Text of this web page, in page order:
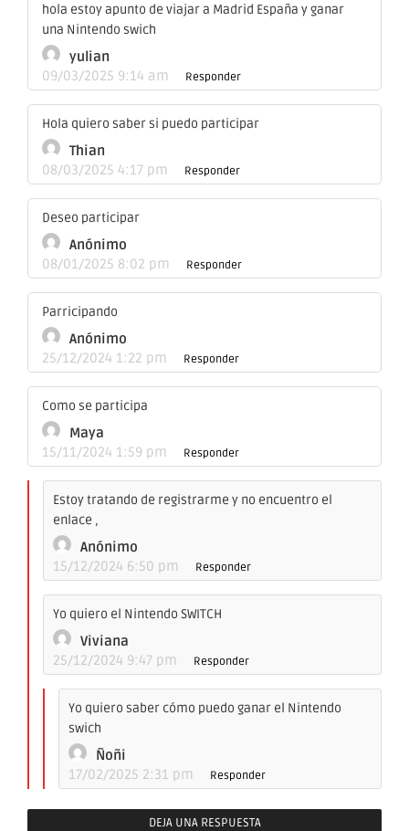
hola estoy apunto de viajar a Madrid España y ganar
una Nintendo swich
yulian
09/03/2025 9:14 am
Responder
Hola quiero saber si puedo participar
Thian
08/03/2025 4:17 pm
Responder
Deseo participar
Anónimo
08/01/2025 8:02 pm
Responder
Parricipando
Anónimo
25/12/2024 1:22 pm
Responder
Como se participa
Maya
15/11/2024 1:59 pm
Responder
Estoy tratando de registrarme y no encuentro el
enlace ,
Anónimo
15/12/2024 6:50 pm
Responder
Yo quiero el Nintendo SWITCH
Viviana
25/12/2024 9:47 pm
Responder
Yo quiero saber cómo puedo ganar el Nintendo
swich
Ñoñi
17/02/2025 2:31 pm
Responder
DEJA UNA RESPUESTA